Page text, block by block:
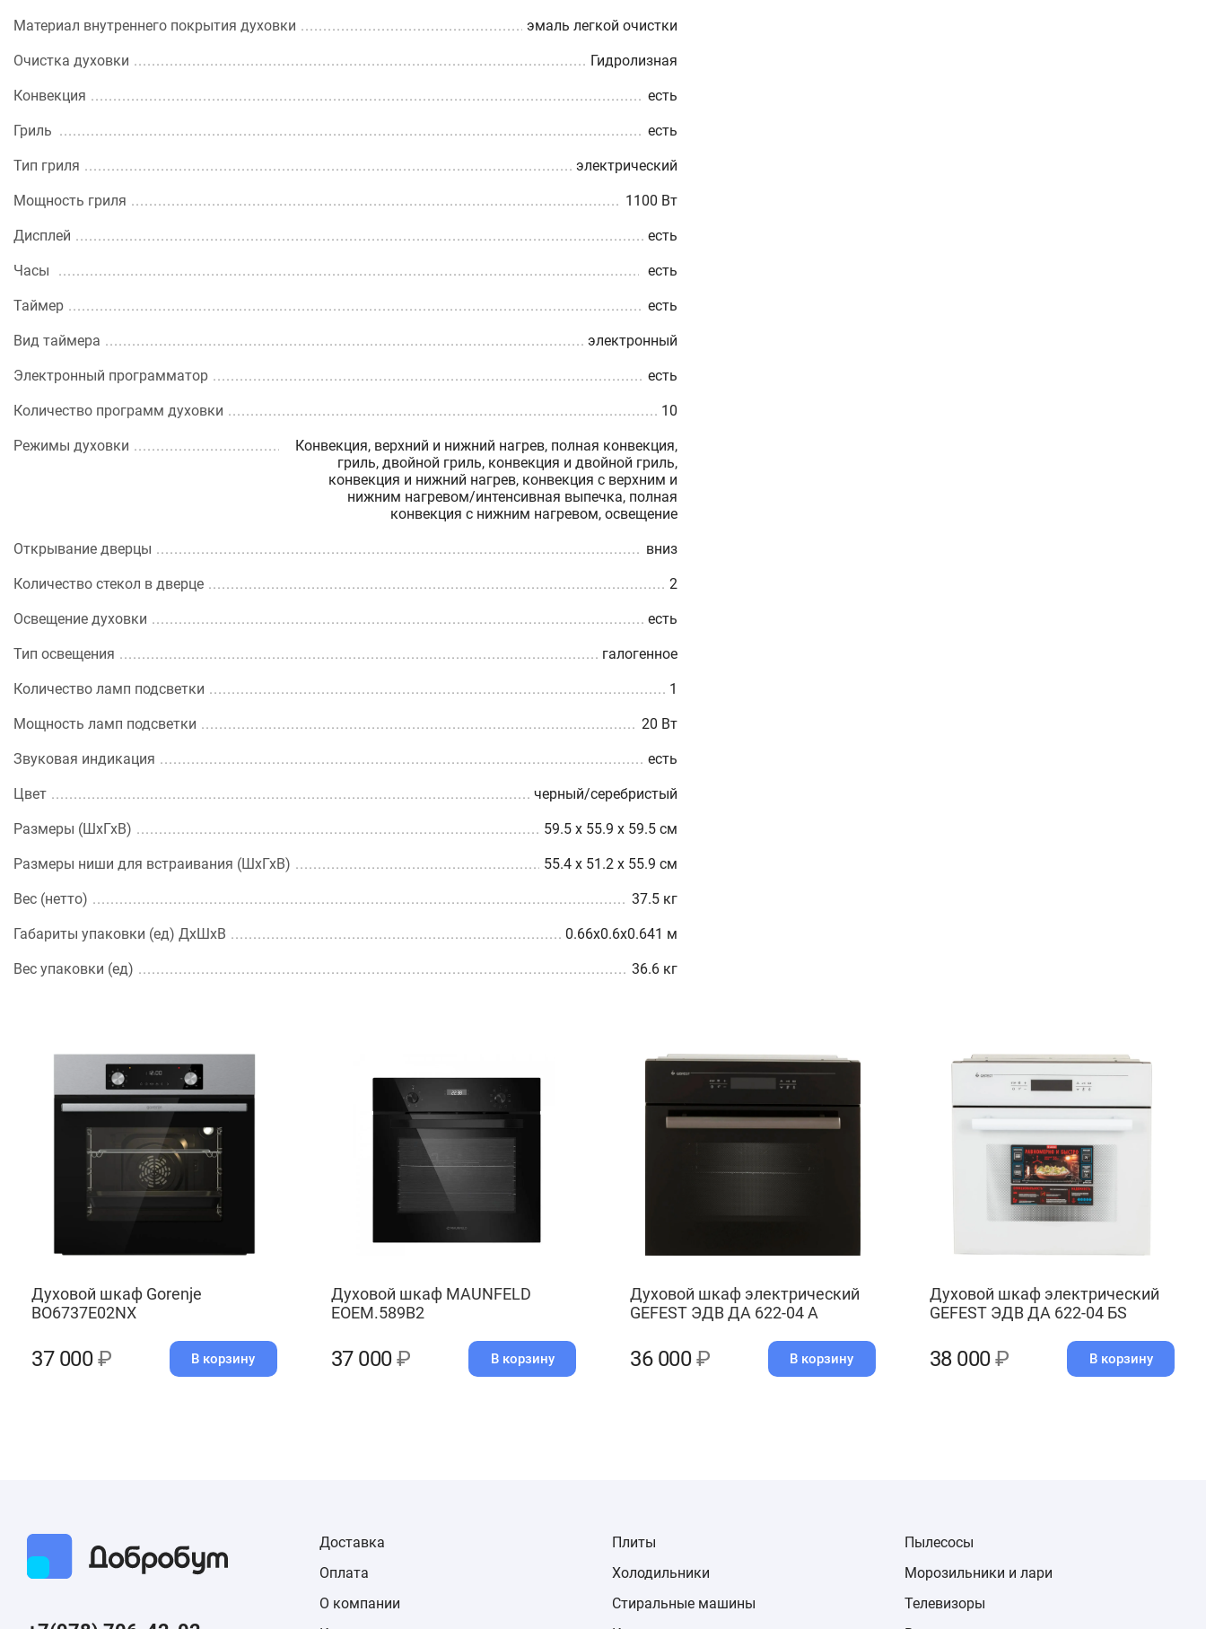
Материал внутреннего покрытия духовки эмаль легкой очистки
Очистка духовки Гидролизная
Конвекция есть
Гриль есть
Тип гриля электрический
Мощность гриля 1100 Вт
Дисплей есть
Часы есть
Таймер есть
Вид таймера электронный
Электронный программатор есть
Количество программ духовки 10
Режимы духовки
Конвекция, верхний и нижний нагрев, полная конвекция,
гриль, двойной гриль, конвекция и двойной гриль,
конвекция и нижний нагрев, конвекция с верхним и
нижним нагревом/интенсивная выпечка, полная
конвекция с нижним нагревом, освещение
Открывание дверцы вниз
Количество стекол в дверце 2
Освещение духовки есть
Тип освещения галогенное
Количество ламп подсветки 1
Мощность ламп подсветки 20 Вт
Звуковая индикация есть
Цвет черный/серебристый
Размеры (ШхГхВ) 59.5 х 55.9 х 59.5 см
Размеры ниши для встраивания (ШхГхВ) 55.4 x 51.2 x 55.9 см
Вес (нетто) 37.5 кг
Габариты упаковки (ед) ДхШхВ 0.66x0.6x0.641 м
Вес упаковки (ед) 36.6 кг
Духовой шкаф Gorenje
BO6737E02NX
37 000₽ В корзину
Духовой шкаф MAUNFELD
EOEM.589B2
37 000₽ В корзину
Духовой шкаф электрический
GEFEST ЭДВ ДА 622-04 А
36 000₽ В корзину
Духовой шкаф электрический
GEFEST ЭДВ ДА 622-04 БS
38 000₽ В корзину
Доставка
Оплата
О компании
Плиты
Холодильники
Стиральные машины
Пылесосы
Морозильники и лари
Телевизоры